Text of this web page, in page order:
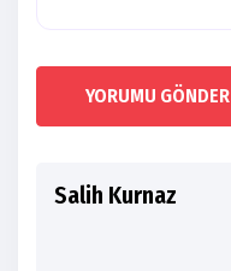
YORUMU GÖNDER
Salih Kurnaz